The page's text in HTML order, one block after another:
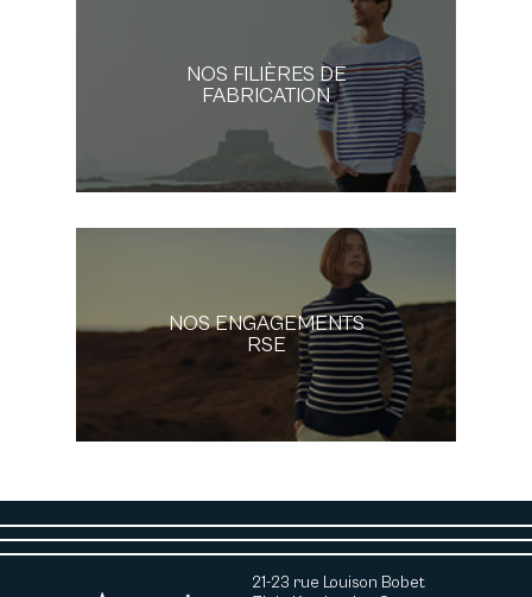
NOS FILIÈRES DE
FABRICATION
NOS ENGAGEMENTS
RSE
21-23 rue Louison Bobet